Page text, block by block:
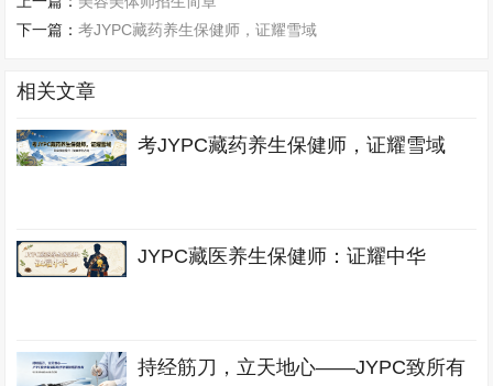
下一篇：考JYPC藏药养生保健师，证耀雪域
相关文章
考JYPC藏药养生保健师，证耀雪域
JYPC藏医养生保健师：证耀中华
持经筋刀，立天地心——JYPC致所有